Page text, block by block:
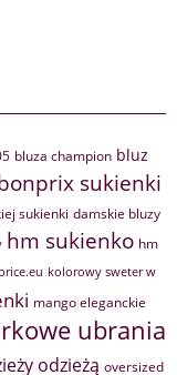
bluza champion bluz
sukienki
sukienki damskie bluzy
hm sukienko hm
kolorowy sweter w
mango eleganckie
ubrania
odzieżą oversized